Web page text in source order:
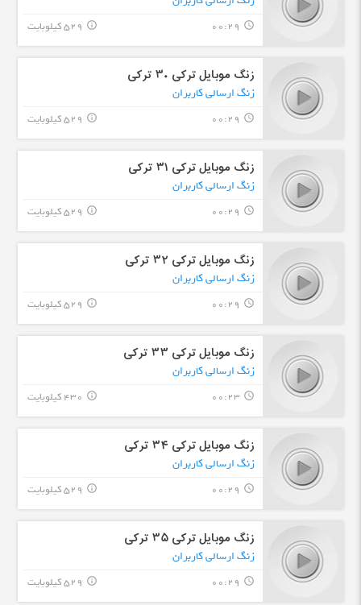
query_builder
00:29 529 کیلوبایت info_outline
زنگ موبایل ترکی ٣٠ ترکی
زنگ ارسالی کاربران
query_builder
00:29 529 کیلوبایت info_outline
زنگ موبایل ترکی ۳۱ ترکی
زنگ ارسالی کاربران
query_builder
00:29 529 کیلوبایت info_outline
زنگ موبایل ترکی ۳۲ ترکی
زنگ ارسالی کاربران
query_builder
00:29 529 کیلوبایت info_outline
زنگ موبایل ترکی ۳۳ ترکی
زنگ ارسالی کاربران
query_builder
00:23 430 کیلوبایت info_outline
زنگ موبایل ترکی ۳۴ ترکی
زنگ ارسالی کاربران
query_builder
00:29 529 کیلوبایت info_outline
زنگ موبایل ترکی ۳۵ ترکی
زنگ ارسالی کاربران
query_builder
00:29 529 کیلوبایت info_outline